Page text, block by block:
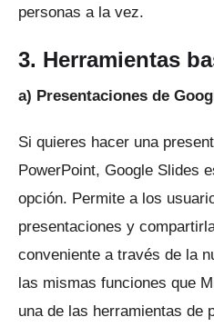
personas a la vez.
3. Herramientas
a) Presentaciones de
Si quieres hacer una
PowerPoint, Google Slides
opción. Permite a los
presentaciones y
conveniente a través de la
las mismas funciones que
una de las herramientas de